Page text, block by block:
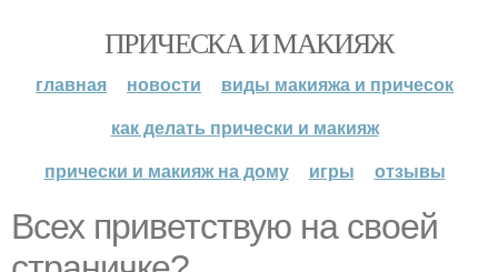
ПРИЧЕСКА И МАКИЯЖ
главная новости
виды макияжа и причесок
как делать прически и макияж
прически и макияж на дому
игры отзывы
Всех приветствую на своей